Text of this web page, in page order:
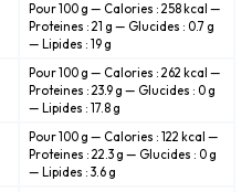
Pour 100 g — Calories : 258 kcal —
Proteines : 21 g — Glucides : 0.7 g
— Lipides : 19 g
Pour 100 g — Calories : 262 kcal —
Proteines : 23.9 g — Glucides : 0 g
— Lipides : 17.8 g
Pour 100 g — Calories : 122 kcal —
Proteines : 22.3 g — Glucides : 0 g
— Lipides : 3.6 g